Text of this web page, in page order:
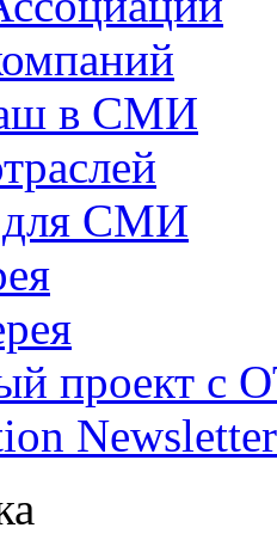
в СМИ
для СМИ
проект с
Newsletter